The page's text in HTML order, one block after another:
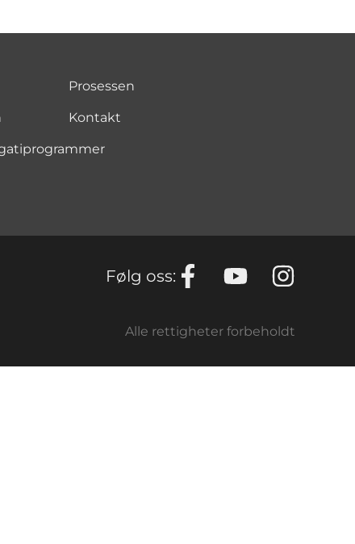
Prosessen
Kontakt
Følg oss:
Alle rettigheter forbeholdt